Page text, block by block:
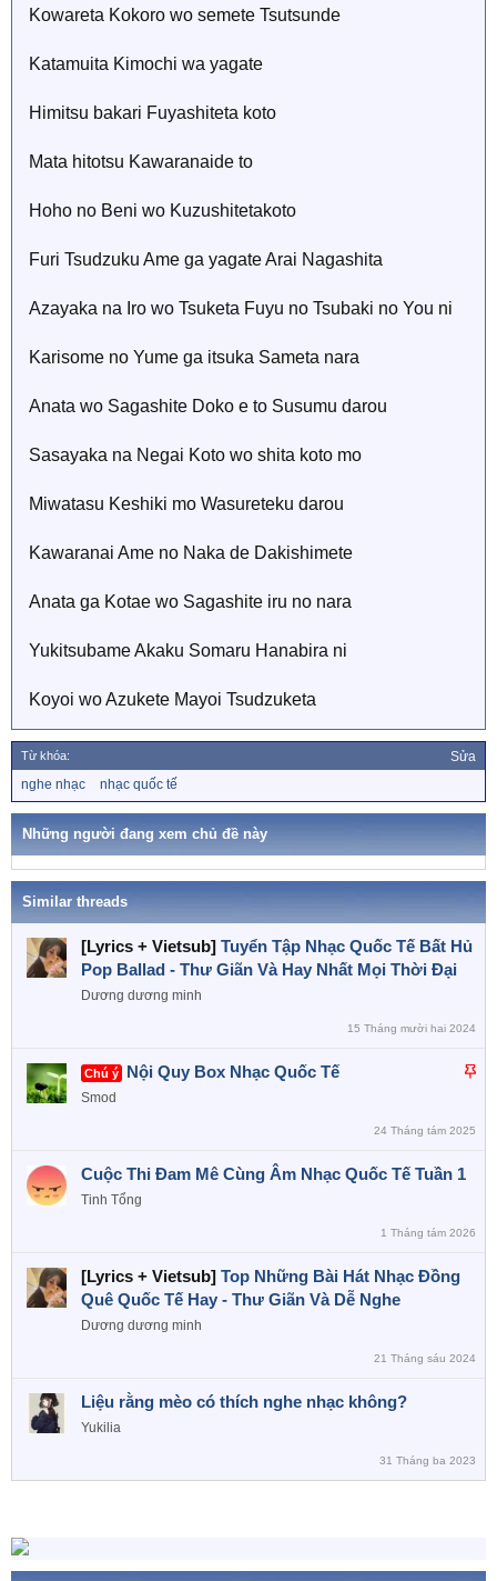
Kowareta Kokoro wo semete Tsutsunde
Katamuita Kimochi wa yagate
Himitsu bakari Fuyashiteta koto
Mata hitotsu Kawaranaide to
Hoho no Beni wo Kuzushitetakoto
Furi Tsudzuku Ame ga yagate Arai Nagashita
Azayaka na Iro wo Tsuketa Fuyu no Tsubaki no You ni
Karisome no Yume ga itsuka Sameta nara
Anata wo Sagashite Doko e to Susumu darou
Sasayaka na Negai Koto wo shita koto mo
Miwatasu Keshiki mo Wasureteku darou
Kawaranai Ame no Naka de Dakishimete
Anata ga Kotae wo Sagashite iru no nara
Yukitsubame Akaku Somaru Hanabira ni
Koyoi wo Azukete Mayoi Tsudzuketa
Từ khóa: Sửa
ừ
k
nghe nhạc nhạc quốc tế
Những người đang xem chủ đề này
Similar threads
[Lyrics + Vietsub] Tuyển Tập Nhạc Quốc Tế Bất Hủ
Pop Ballad - Thư Giãn Và Hay Nhất Mọi Thời Đại
Dương dương minh
15 Tháng mười hai 2024
D
o
Chú ý Nội Quy Box Nhạc Quốc Tế
Smod
24 Tháng tám 2025
Cuộc Thi Đam Mê Cùng Âm Nhạc Quốc Tế Tuần 1
Tinh Tổng
1 Tháng tám 2026
[Lyrics + Vietsub] Top Những Bài Hát Nhạc Đồng
Quê Quốc Tế Hay - Thư Giãn Và Dễ Nghe
Dương dương minh
21 Tháng sáu 2024
Liệu rằng mèo có thích nghe nhạc không?
Yukilia
31 Tháng ba 2023